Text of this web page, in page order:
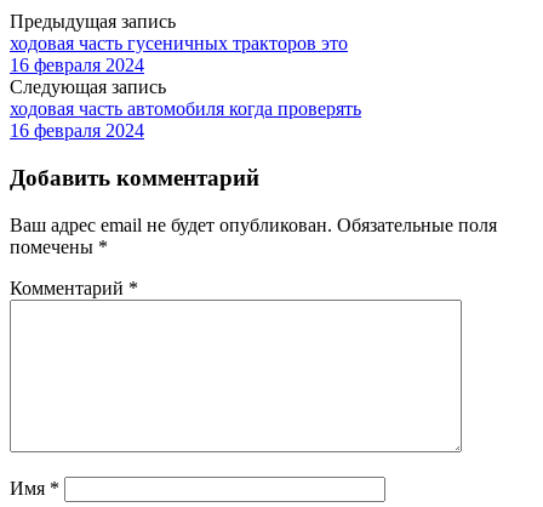
Предыдущая запись
ходовая часть гусеничных тракторов это
16 февраля 2024
Следующая запись
ходовая часть автомобиля когда проверять
16 февраля 2024
Добавить комментарий
Ваш адрес email не будет опубликован. Обязательные поля
помечены *
Комментарий *
Имя *